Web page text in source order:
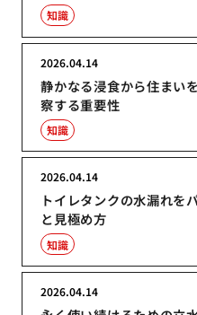
知識
静かなる浸食から住まい
察する重要性
2026.04.14
知識
トイレタンクの水漏れを
と見極め方
2026.04.14
知識
2026.04.14